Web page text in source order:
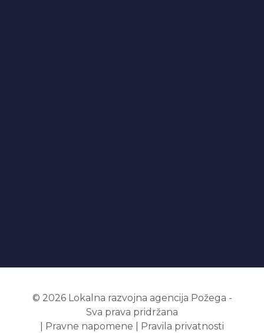
© 2026 Lokalna razvojna agencija Požega -
Sva prava pridržana
Pravne napomene Pravila privatnosti